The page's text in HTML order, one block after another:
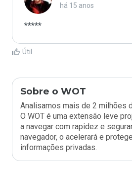
há 15 anos
*****
Útil
Sobre o WOT
Analisamos mais de 2 milhões
O WOT é uma extensão leve
a navegar com rapidez e
navegador, o acelerará e
informações privadas.